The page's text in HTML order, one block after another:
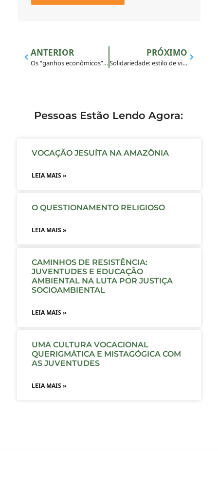
ANTERIOR
Os “ganhos econômicos” da biodiversidade
PRÓXIMO
Solidariedade: estilo de vida cristã
Pessoas Estão Lendo Agora:
VOCAÇÃO JESUÍTA NA AMAZÔNIA
LEIA MAIS »
O QUESTIONAMENTO RELIGIOSO
LEIA MAIS »
CAMINHOS DE RESISTÊNCIA:
JUVENTUDES E EDUCAÇÃO
AMBIENTAL NA LUTA POR JUSTIÇA
SOCIOAMBIENTAL
LEIA MAIS »
UMA CULTURA VOCACIONAL
QUERIGMÁTICA E MISTAGÓGICA COM
AS JUVENTUDES
LEIA MAIS »